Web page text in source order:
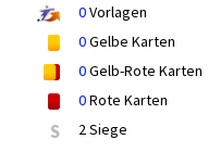
0Vorlagen
0Gelbe Karten
0Gelb-Rote Karten
0Rote Karten
S 2 Siege